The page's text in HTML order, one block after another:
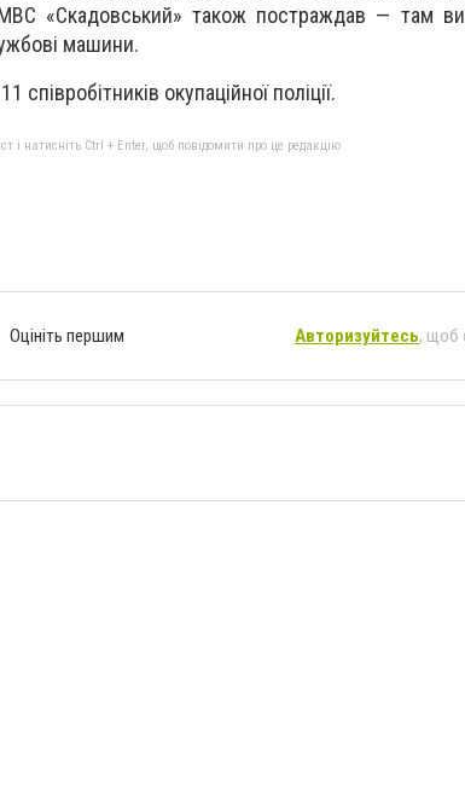
«Скадовський» також постраждав — там
машини.
окупаційної поліції.
і натисніть Ctrl + Enter, щоб повідомити про це редакцію
Оцініть першим Авторизуйтесь, щоб